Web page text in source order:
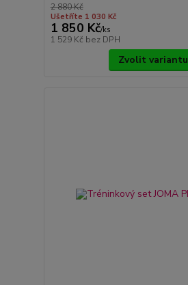
2 880 Kč
Ušetříte 1 030 Kč
1 850 Kč/ks
1 529 Kč bez DPH
Zvolit variantu